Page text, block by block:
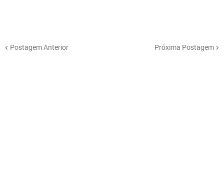
Postagem Anterior Próxima Postagem